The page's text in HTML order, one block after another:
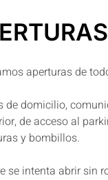
aperturas de
de domicilio,
de acceso al
y bombillos.
se intenta abrir sin